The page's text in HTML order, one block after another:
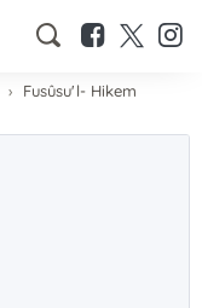
Fusûsu'l- Hikem